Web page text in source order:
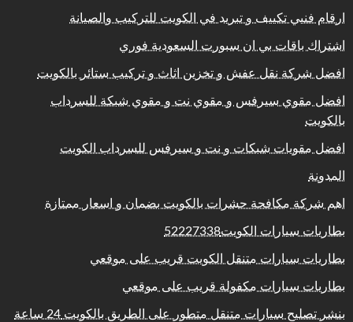
ارقام فنيي تكييف و تبريد في الكويت للتركيب والصيانة
اشتراك باقات بي ان سبورت السعودية فوري
افضل شركة نقل عفش و تخزين اثاث و تركيب ستائر بالكويت
افضل مقوي سيرفس و مقوي نت و مقوي شبكة للسرداب
بالكويت
افضل مقويات شبكات و نت و سيرفس للسرداب الكويت
المدونة
اهم شركة مكافحة حشرات بالكويت بضمان و اسعار ممتازة
بطاريات سيارات الكويت52227338
بطاريات سيارات متنقل الكويت قريب على موقعي
بطاريات سيارات مكفولة قريب على موقعي
بنشر تصليح سيارات متنقل متطور على الطريق بالكويت 24 ساعة